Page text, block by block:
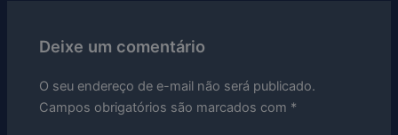
Deixe um comentário
O seu endereço de e-mail não será publicado.
Campos obrigatórios são marcados com *